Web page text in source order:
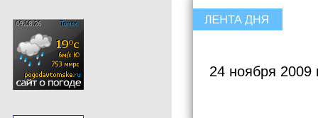
24 ноября 2009